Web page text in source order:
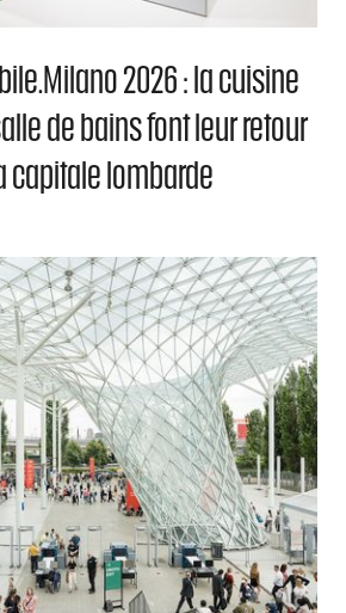
2026 : la cuisine
de bains font leur retour
capitale lombarde